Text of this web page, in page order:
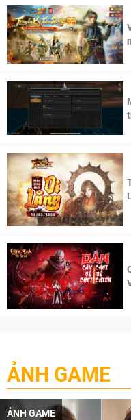
ẢNH GAME
ẢNH GAME